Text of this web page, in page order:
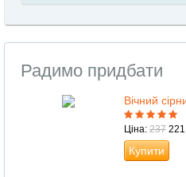
Радимо придбати
Вічний
Ціна: 237 221
Купити